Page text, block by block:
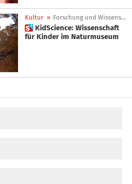
Kultur » Forschung und Wissenschaft
 KidScience: Wissenschaft
für Kinder im Naturmuseum